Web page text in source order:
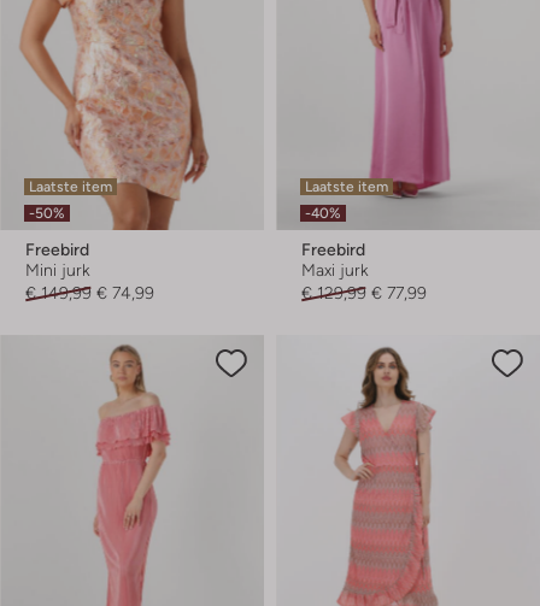
Laatste item
-50%
Freebird
Mini jurk
€ 149,99 € 74,99
Laatste item
-40%
Freebird
Maxi jurk
€ 129,99 € 77,99